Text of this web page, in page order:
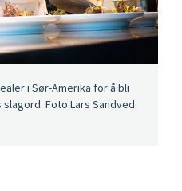
i Sør-Amerika for å bli
Foto Lars Sandved